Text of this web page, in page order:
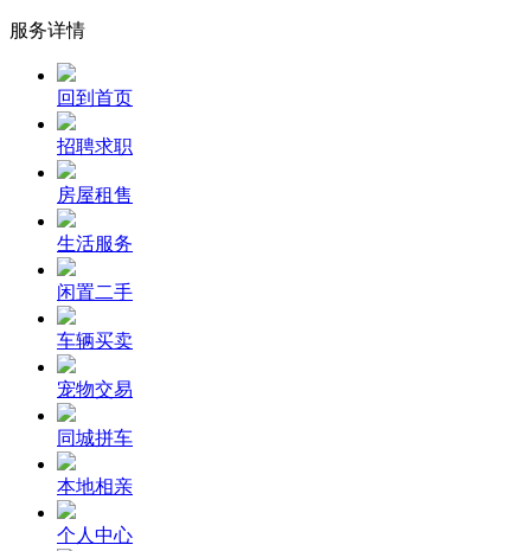
服务详情
回到首页
招聘求职
房屋租售
生活服务
闲置二手
车辆买卖
宠物交易
同城拼车
本地相亲
个人中心